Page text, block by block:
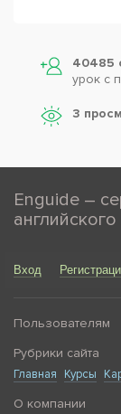
40485
урок с
3
Enguide –
Вход
Пользователям
Рубрики сайта
Главная Курсы
О компании